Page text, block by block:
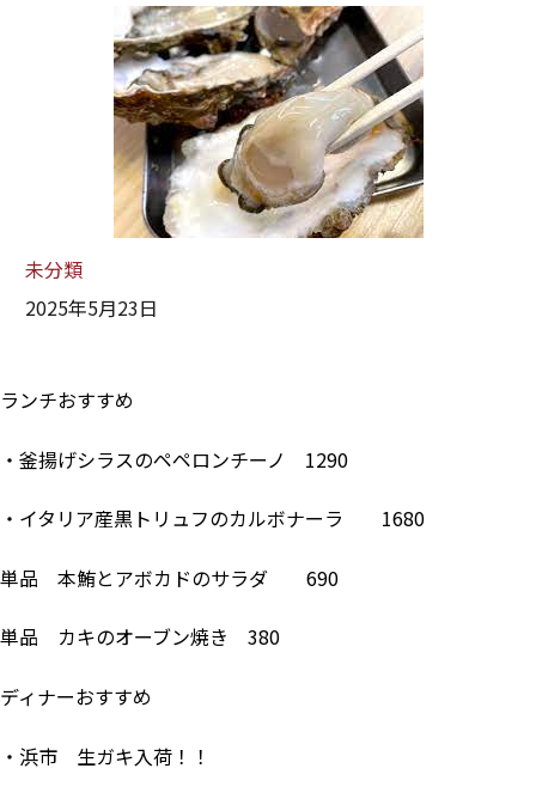
未分類
2025年5月23日
ランチおすすめ
・釜揚げシラスのペペロンチーノ 1290
・イタリア産黒トリュフのカルボナーラ 1680
単品 本鮪とアボカドのサラダ 690
単品 カキのオーブン焼き 380
ディナーおすすめ
・浜市 生ガキ入荷！！